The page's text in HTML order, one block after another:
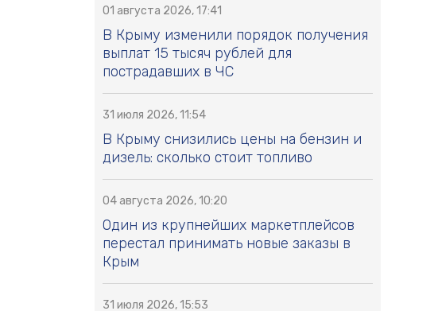
01 августа 2026, 17:41
В Крыму изменили порядок получения
выплат 15 тысяч рублей для
пострадавших в ЧС
31 июля 2026, 11:54
В Крыму снизились цены на бензин и
дизель: сколько стоит топливо
04 августа 2026, 10:20
Один из крупнейших маркетплейсов
перестал принимать новые заказы в
Крым
31 июля 2026, 15:53